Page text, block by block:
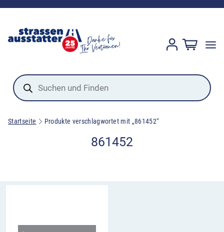
Products
search
Startseite Produkte verschlagwortet mit „861452“
861452